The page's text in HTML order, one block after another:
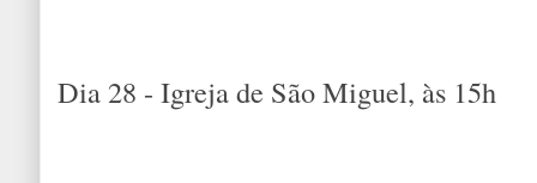
Dia 28 - Igreja de São Miguel, às 15h